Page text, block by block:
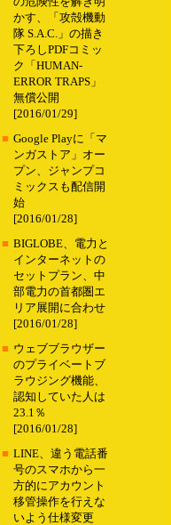
かす、「攻殻機動
隊 S.A.C.」の描き
下ろしPDFコミッ
ク「HUMAN-
ERROR TRAPS」
無償公開
[2016/01/29]
■ Google Playに「マ
ンガストア」オー
プン、ジャンプコ
ミックスも配信開
始
[2016/01/28]
■ BIGLOBE、電力と
インターネットの
セットプラン、中
部電力の首都圏エ
リア展開に合わせ
[2016/01/28]
■ ウェブブラウザー
のプライベートブ
ラウジング機能、
認知していた人は
23.1％
[2016/01/28]
■ LINE、違う電話番
号のスマホから一
方的にアカウント
移管操作を行えな
いよう仕様変更